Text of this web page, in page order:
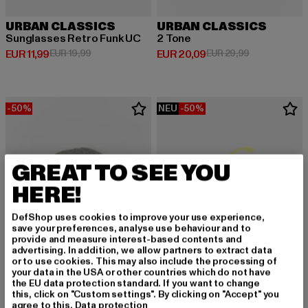
URBAN CLASSICS
Sunglasses Retro Funk UC
EUR 11,99
Derzeitiger Preis: EUR 11,99
EUR 19,99Aktionspreis: EUR 19,99
URBAN CLASSICS
2 Tone
EUR 20,09
Derzeitiger Preis: EUR 20,09
EUR 29,99Aktionspreis:
-50%
URBAN CLASSICS
NEU -50%
GREAT TO SEE YOU
HERE!
DefShop uses cookies to improve your use experience,
save your preferences, analyse use behaviour and to
provide and measure interest-based contents and
advertising. In addition, we allow partners to extract data
or to use cookies. This may also include the processing of
your data in the USA or other countries which do not have
the EU data protection standard. If you want to change
this, click on "Custom settings". By clicking on "Accept" you
agree to this. Data protection